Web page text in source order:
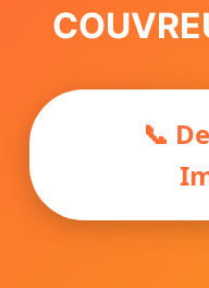
📞